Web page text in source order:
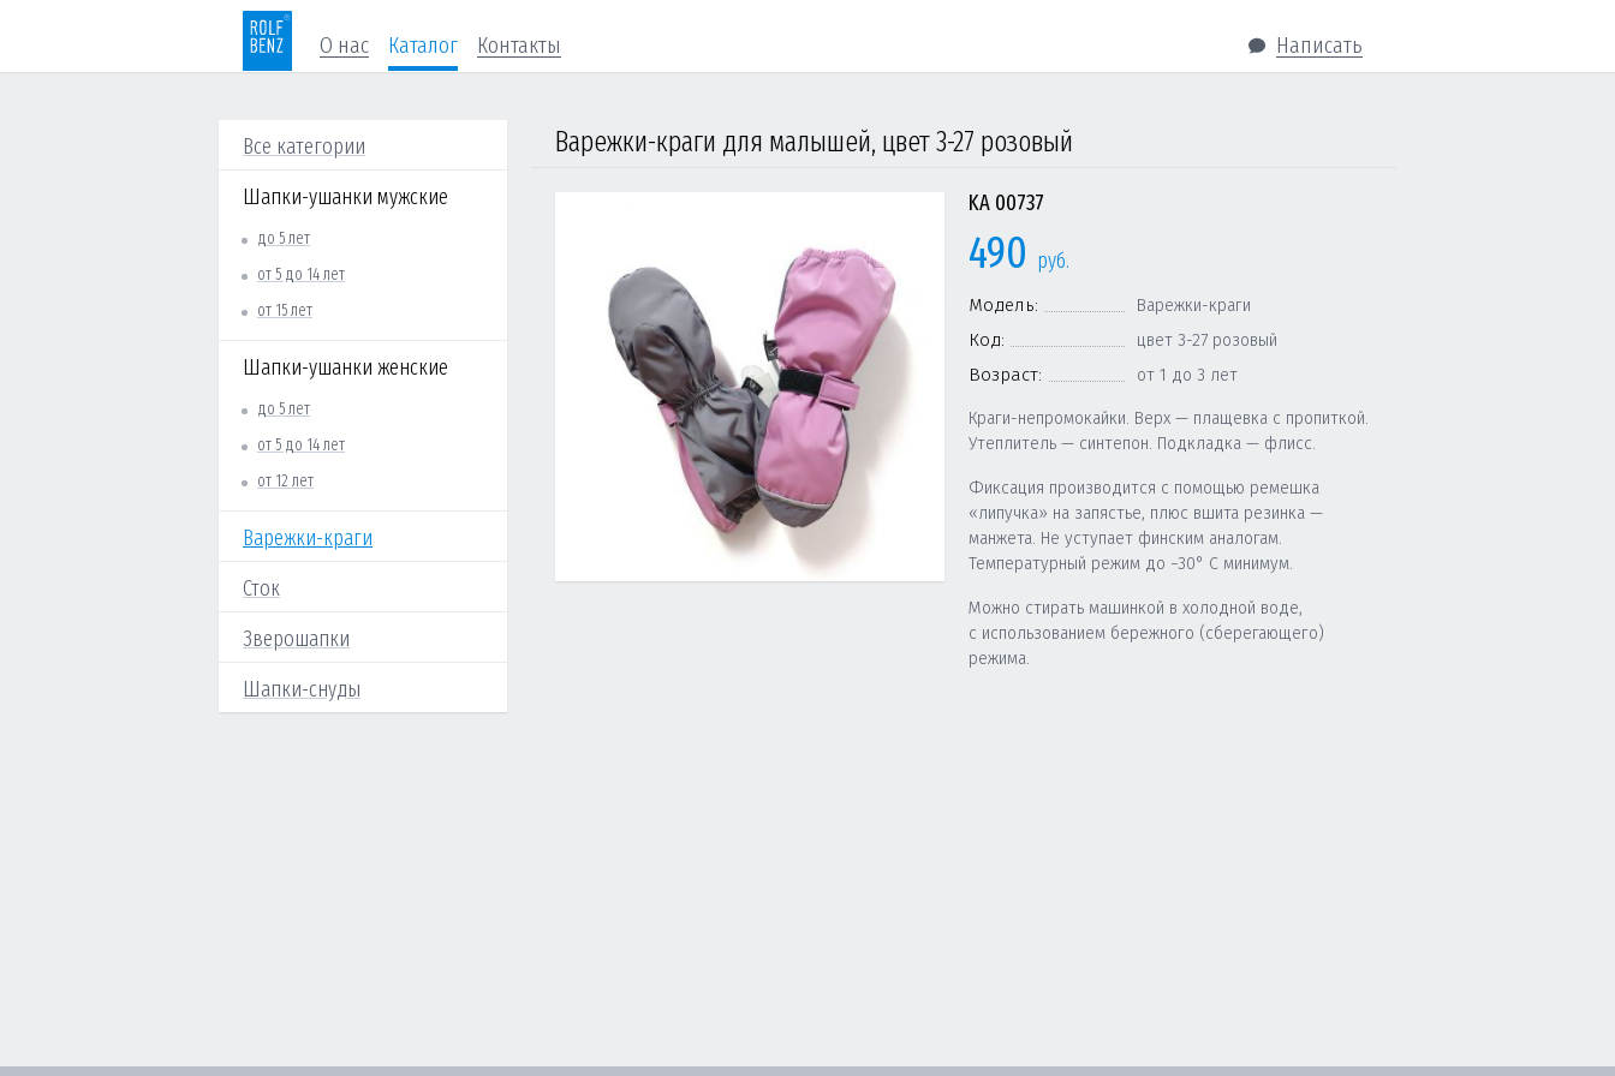
О нас Каталог Контакты Написать
Все категории
Шапки-ушанки мужские
до 5 лет
от 5 до 14 лет
от 15 лет
Шапки-ушанки женские
до 5 лет
от 5 до 14 лет
от 12 лет
Варежки-краги
Сток
Зверошапки
Шапки-снуды
Варежки-краги для малышей, цвет 3-27 розовый
KA 00737
490 руб.
Модель: Варежки-краги
Код: цвет 3-27 розовый
Возраст: от 1 до 3 лет
Краги-непромокайки. Верх — плащевка с пропиткой.
Утеплитель — синтепон. Подкладка — флисс.
Фиксация производится с помощью ремешка
«липучка» на запястье, плюс вшита резинка —
манжета. Не уступает финским аналогам.
Температурный режим до −30° C минимум.
Можно стирать машинкой в холодной воде,
с использованием бережного (сберегающего)
режима.